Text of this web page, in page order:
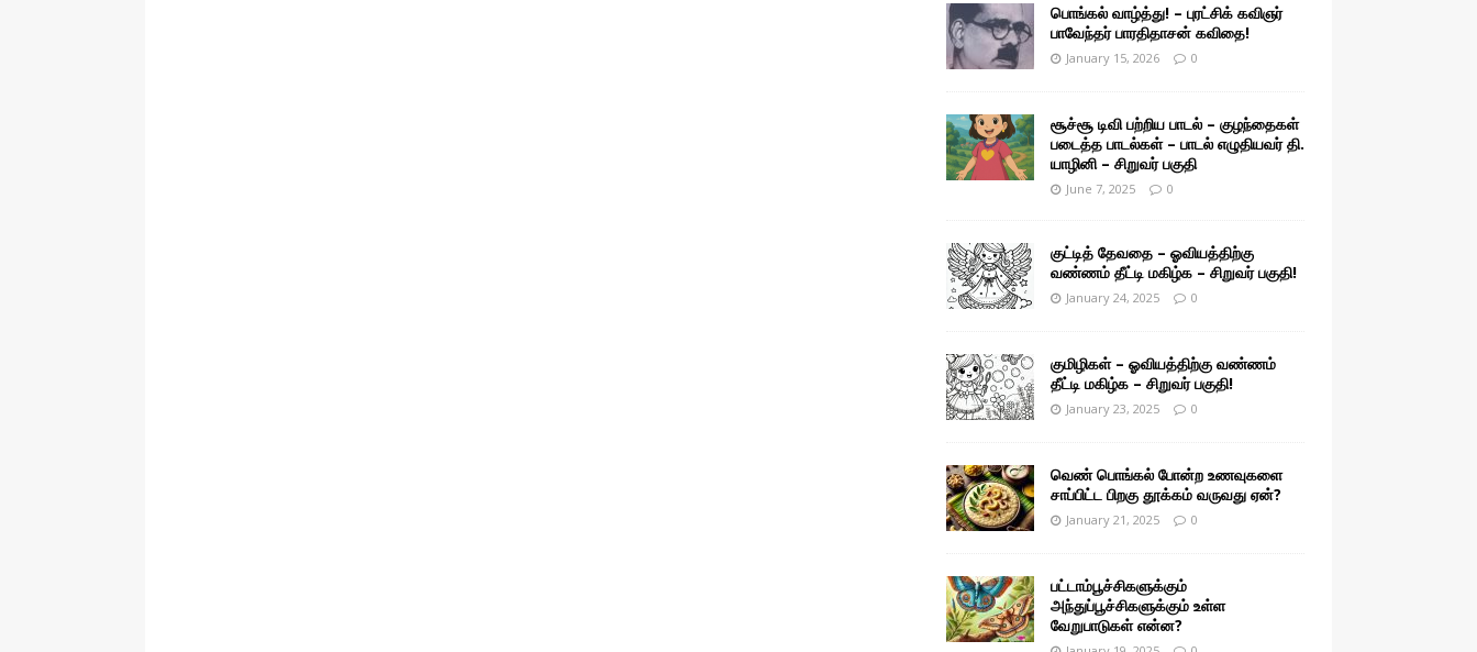
பொங்கல் வாழ்த்து! – புரட்சிக் கவிஞர்
பாவேந்தர் பாரதிதாசன் கவிதை!
January 15, 2026 0
சூச்சூ டிவி பற்றிய பாடல் – குழந்தைகள்
படைத்த பாடல்கள் – பாடல் எழுதியவர் தி.
யாழினி – சிறுவர் பகுதி
June 7, 2025 0
குட்டித் தேவதை – ஓவியத்திற்கு
வண்ணம் தீட்டி மகிழ்க – சிறுவர் பகுதி!
January 24, 2025 0
குமிழிகள் – ஓவியத்திற்கு வண்ணம்
தீட்டி மகிழ்க – சிறுவர் பகுதி!
January 23, 2025 0
வெண் பொங்கல் போன்ற உணவுகளை
சாப்பிட்ட பிறகு தூக்கம் வருவது ஏன்?
January 21, 2025 0
பட்டாம்பூச்சிகளுக்கும்
அந்துப்பூச்சிகளுக்கும் உள்ள
வேறுபாடுகள் என்ன?